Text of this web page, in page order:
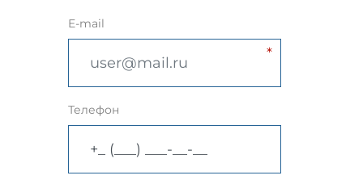
E-mail
Телефон